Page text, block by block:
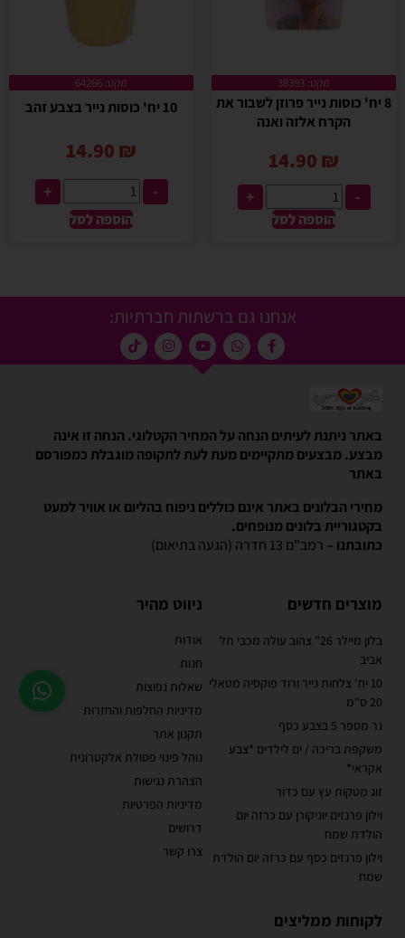
מקט: 38393
8 יח' כוסות נייר פרוזן לשבור את
הקרח אלזה ואנה
14.90 ₪
-
+
הוספה לסל
מקט: 64266
10 יח' כוסות נייר בצבע זהב
14.90 ₪
-
+
הוספה לסל
אנחנו גם ברשתות חברתיות:
באתר ניתנת לעיתים הנחה על המחיר הקטלוגי. הנחה זו אינה
מבצע. מבצעים מתקיימים מעת לעת לתקופה מוגבלת כמפורסם
באתר
מחירי הבלונים באתר אינם כוללים ניפוח בהליום או אוויר למעט
בקטגוריית בלונים מנופחים.
כתובתנו – רמב"ם 13 חדרה (הגעה בתיאום)
מוצרים חדשים
בלון מיילר 26" צהוב עולה מכבי תל
אביב
10 יח' צלחות נייר ורוד פוקסיה מטאלי
20 ס"מ
נר מספר 5 בצבע כסף
משקפת בריכה / ים לילדים *צבע
אקראי*
זוג מטקות עץ עם כדור
וילון פרנזים יוניקורן עם כרזה יום
הולדת שמח
וילון פרנזים כסף עם כרזה יום הולדת
שמח
ניווט מהיר
אודות
חנות
שאלות נפוצות
מדיניות החלפות והחזרות
תקנון אתר
נוהל פינוי פסולת אלקטרונית
הצהרת נגישות
מדיניות הפרטיות
דרושים
צרו קשר
לקוחות ממליצים